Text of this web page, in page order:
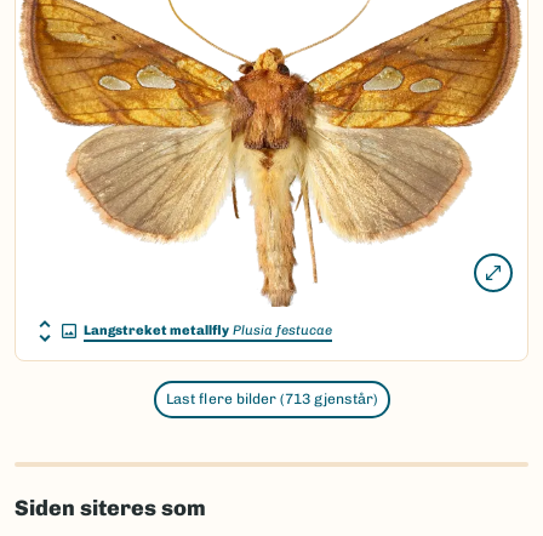
Langstreket metallfly Plusia festucae
Last flere bilder (713 gjenstår)
Siden siteres som